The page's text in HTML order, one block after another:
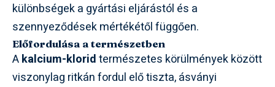
különbségek a gyártási eljárástól és a
szennyeződések mértékétől függően.
Előfordulása a természetben
Akalcium-kloridtermészetes körülmények között
viszonylag ritkán fordul elő tiszta, ásványi